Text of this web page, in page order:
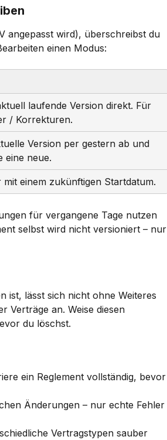
angepasst wird), überschreibst du
einen Modus:
laufende Version direkt. Für
/ Korrekturen.
Version per gestern ab und
eine neue.
einem zukünftigen Startdatum.
für vergangene Tage nutzen
selbst wird nicht versioniert – nur
ist, lässt sich nicht ohne Weiteres
Verträge an. Weise diesen
du löschst.
ein Reglement vollständig, bevor
Änderungen – nur echte Fehler
Vertragstypen sauber